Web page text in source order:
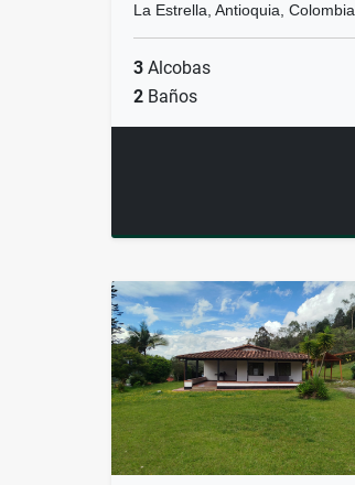
La Estrella, Antioquia, Colombia
3 Alcobas
2 Baños